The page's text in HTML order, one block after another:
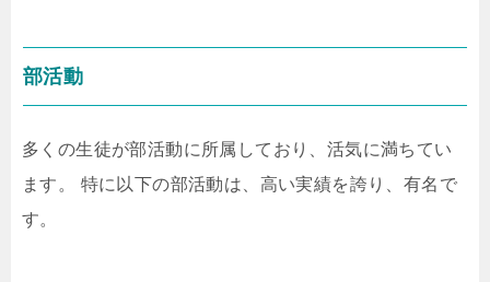
部活動
多くの生徒が部活動に所属しており、活気に満ちてい
ます。 特に以下の部活動は、高い実績を誇り、有名で
す。